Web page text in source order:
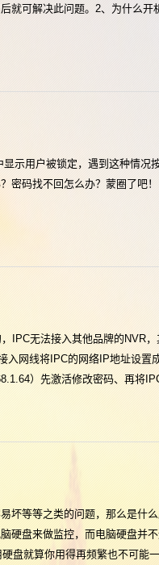
就可解决此问题。2、为什么
显示用户被锁定，遇到这种情
？密码找不回怎么办？蒙
IPC无法接入其他品牌的NVR
入网线将IPC的网络IP地址设
）先激活修改密码、再将
坏等等之类的问题，那么是什
硬盘来做监控，而电脑硬盘并
盘就算你用得再频繁也不可能